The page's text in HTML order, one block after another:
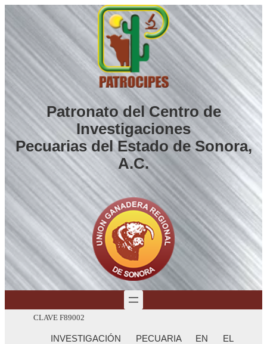
Saltar
al
contenido
Patronato del Centro de
Investigaciones
Pecuarias del Estado de Sonora,
A.C.
CLAVE F89002
INVESTIGACIÓN PECUARIA EN EL